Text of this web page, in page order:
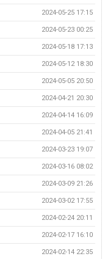
2024-05-25 17:15
2024-05-23 00:25
2024-05-18 17:13
2024-05-12 18:30
2024-05-05 20:50
2024-04-21 20:30
2024-04-14 16:09
2024-04-05 21:41
2024-03-23 19:07
2024-03-16 08:02
2024-03-09 21:26
2024-03-02 17:55
2024-02-24 20:11
2024-02-17 16:10
2024-02-14 22:35